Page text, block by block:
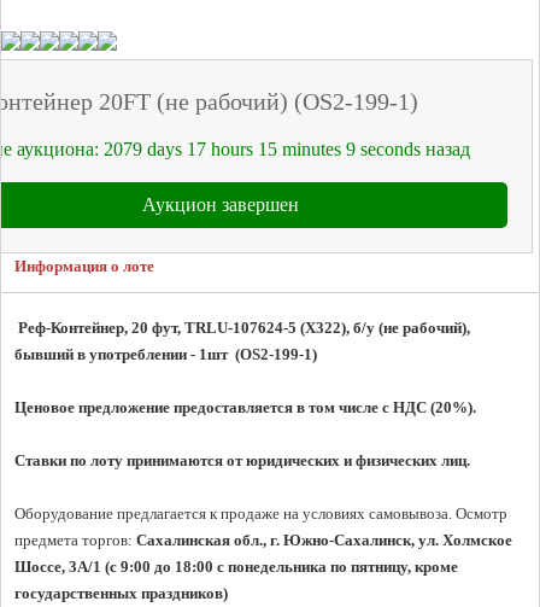
20FT (не рабочий) (OS2-199-1)
аукциона: 2079 days 17 hours 15 minutes 9 seconds назад
Аукцион завершен
Информация о лоте
Реф-Контейнер, 20 фут, TRLU-107624-5 (X322), б/у (не рабочий),
бывший в употреблении - 1шт  (OS2-199-1)
Ценовое предложение предоставляется в том числе с НДС (20%).
Ставки по лоту принимаются от юридических и физических лиц.
Оборудование предлагается к продаже на условиях самовывоза. Осмотр
предмета торгов: Сахалинская обл., г. Южно-Сахалинск, ул. Холмское
Шоссе, 3A/1 (с 9:00 до 18:00 с понедельника по пятницу, кроме
государственных праздников)